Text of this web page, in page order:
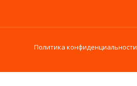
Политика конфиденциальности